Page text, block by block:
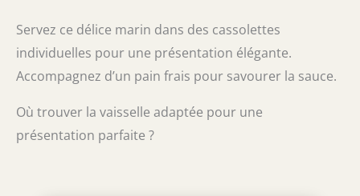
Servez ce délice marin dans des cassolettes
individuelles pour une présentation élégante.
Accompagnez d’un pain frais pour savourer la sauce.
Où trouver la vaisselle adaptée pour une
présentation parfaite ?